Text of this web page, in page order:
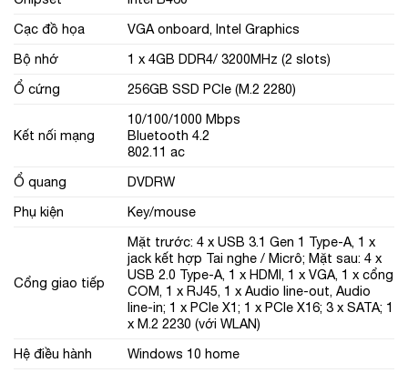
Cạc đồ họa
VGA onboard, Intel Graphics
Bộ nhớ
1 x 4GB DDR4/ 3200MHz (2 slots)
Ổ cứng
256GB SSD PCIe (M.2 2280)
Kết nối mạng
10/100/1000 Mbps
Bluetooth 4.2
802.11 ac
Ổ quang
DVDRW
Phụ kiện
Key/mouse
Cổng giao tiếp
Mặt trước: 4 x USB 3.1 Gen 1 Type-A, 1 x
jack kết hợp Tai nghe / Micrô; Mặt sau: 4 x
USB 2.0 Type-A, 1 x HDMI, 1 x VGA, 1 x cổng
COM, 1 x RJ45, 1 x Audio line-out, Audio
line-in; 1 x PCIe X1; 1 x PCIe X16; 3 x SATA; 1
x M.2 2230 (với WLAN)
Hệ điều hành
Windows 10 home